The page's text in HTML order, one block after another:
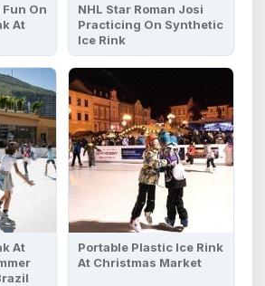
On
At
NHL Star Roman Josi
Practicing On Synthetic
Ice Rink
At
Portable Plastic Ice Rink
At Christmas Market